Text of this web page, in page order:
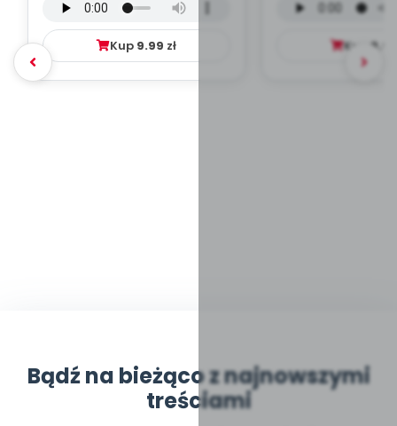
mp3)
Kup 9.99 zł Kup 9.99
Bądź na bieżąco z najnowszymi
treściami